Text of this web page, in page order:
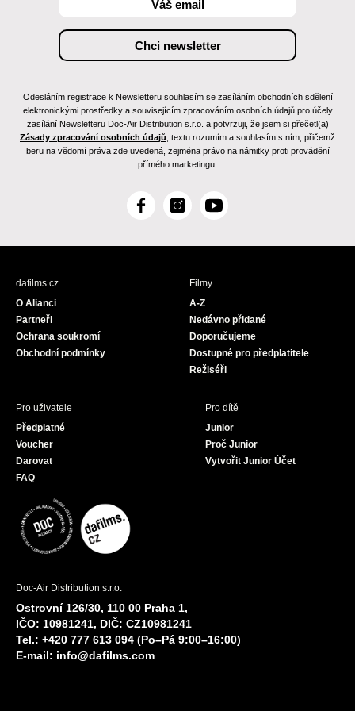
Odesláním registrace k Newsletteru souhlasím se zasíláním obchodních sdělení
elektronickými prostředky a souvisejícím zpracováním osobních údajů pro účely
zasílání Newsletteru Doc-Air Distribution s.r.o. a potvrzuji, že jsem si přečetl(a)
Zásady zpracování osobních údajů , textu rozumím a souhlasím s ním, přičemž
beru na vědomí práva zde uvedená, zejména právo na námitky proti provádění
přímého marketingu.
F
c
I
s
Y
u
dafilms.cz
O Alianci
Partneři
Ochrana soukromí
Obchodní podmínky
Filmy
A-Z
Nedávno přidané
Doporučujeme
Dostupné pro předplatitele
Režiséři
Pro uživatele
Předplatné
Voucher
Darovat
FAQ
Pro dítě
Junior
Proč Junior
Vytvořit Junior Účet
Doc-Air Distribution s.r.o.
Ostrovní 126/30, 110 00 Praha 1,
IČO: 10981241, DIČ: CZ10981241
Tel.: +420 777 613 094 (Po–Pá 9:00–16:00)
E-mail: info@dafilms.com